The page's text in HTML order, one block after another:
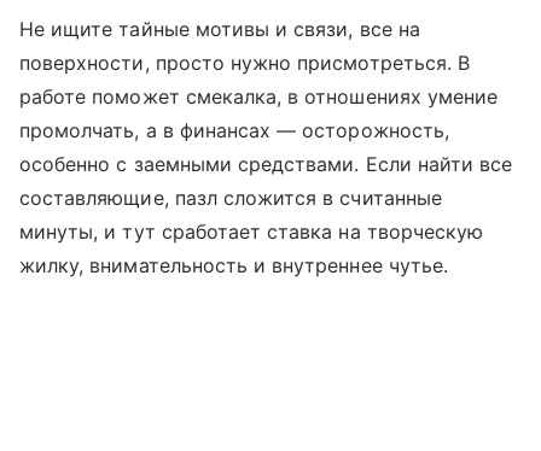
Не ищите тайные мотивы и связи, все на
поверхности, просто нужно присмотреться. В
работе поможет смекалка, в отношениях умение
промолчать, а в финансах — осторожность,
особенно с заемными средствами. Если найти все
составляющие, пазл сложится в считанные
минуты, и тут сработает ставка на творческую
жилку, внимательность и внутреннее чутье.